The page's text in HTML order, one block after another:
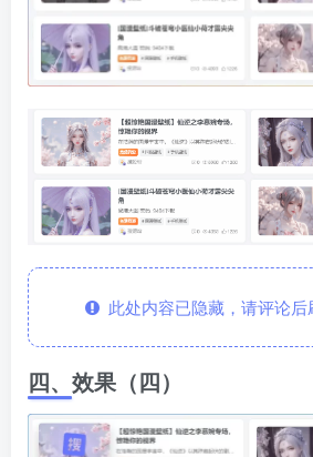
此处内容已隐藏，请评论后
四、效果（四）